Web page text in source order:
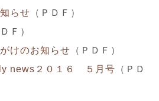
らせ （ＰＤＦ）
Ｆ）
けのお知らせ （ＰＤＦ）
news２０１６ ５月号 （ＰＤ